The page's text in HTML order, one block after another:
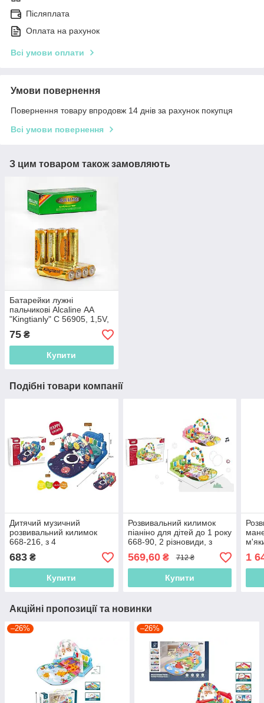
Післяплата
Оплата на рахунок
Всі умови оплати
Умови повернення
Повернення товару впродовж 14 днів за рахунок покупця
Всі умови повернення
З цим товаром також замовляють
Батарейки лужні
пальчикові Alcaline АА
"Kingtianly" C 56905, 1,5V,
Ціна за 4 шт.
75 ₴
Купити
Подібні товари компанії
Дитячий музичний
розвивальний килимок
668-216, з 4
брязкальцями, піаніно та
дзеркальцем, 2 кольори
683 ₴
Купити
Розвивальний килимок
піаніно для дітей до 1 року
668-90, 2 різновиди, з
мелодіями та підсвіткою
569,60₴ 712 ₴
Купити
1
Акційні пропозиції та новинки
–26% –26%